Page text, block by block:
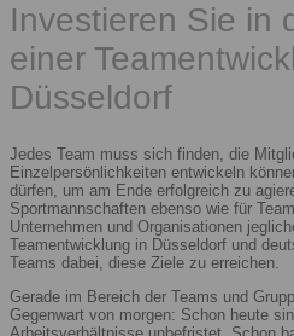
Investieren Sie in
einer
Düsseldorf
Jedes Team muss sich finden, die
Einzelpersönlichkeiten entwickeln
dürfen, um am Ende erfolgreich zu
Sportmannschaften ebenso wie für
Unternehmen und Organisationen
Teamentwicklung in Düsseldorf und
Teams dabei, diese Ziele zu erreichen.
Gerade im Bereich der Teams und
Gegenwart von morgen: Schon heute